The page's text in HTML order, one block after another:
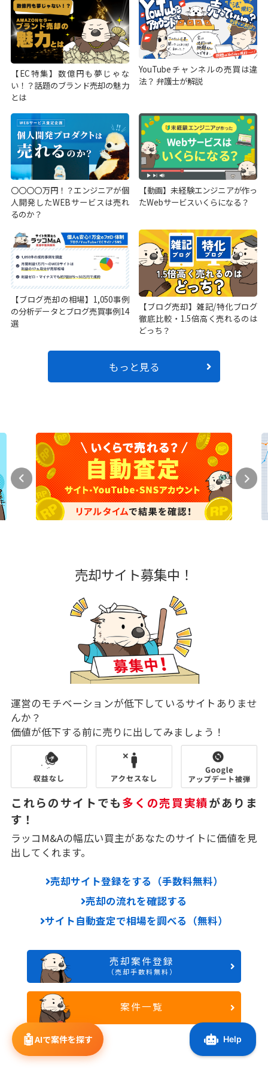
【EC特集】数億円も夢じゃな
い！？話題のブランド売却の魅力
とは
YouTubeチャンネルの売買は違
法？ 弁護士が解説
〇〇〇〇万円！？エンジニアが個
人開発したWEBサービスは売れ
るのか？
【動画】未経験エンジニアが作っ
たWebサービスいくらになる？
【ブログ売却の相場】1,050事例
の分析データとブログ売買事例14
選
【ブログ売却】雑記/特化ブログ
徹底比較・1.5倍高く売れるのは
どっち？
もっと見る
売却サイト募集中！
運営のモチベーションが低下しているサイトありませ
んか？
価値が低下する前に売りに出してみましょう！
これらのサイトでも多くの売買実績がありま
す！
ラッコM&Aの幅広い買主があなたのサイトに価値を見
出してくれます。
売却サイト登録をする（手数料無料）
売却の流れを確認する
サイト自動査定で相場を調べる（無料）
売却案件登録
（売却手数料無料）
案件一覧
🤖AIで案件を探す